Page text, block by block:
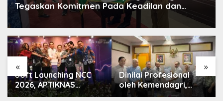
Tegaskan Komitmen Pada Keadilan dan
Profesionalisme
« »
Soft Launching NCC
2026, APTIKNAS
Dorong Percepatan
Dinilai Profesional
oleh Kemendagri,
GAPERKASINDO